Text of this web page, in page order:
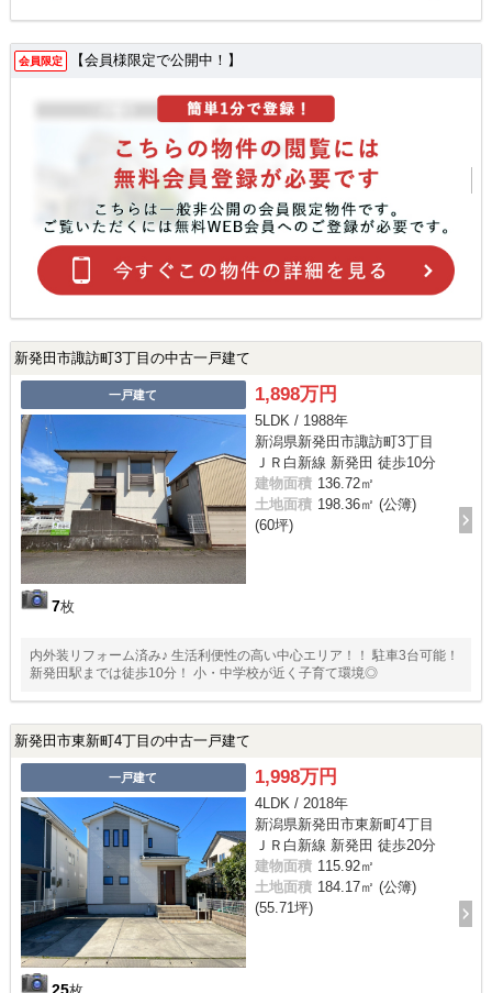
会員限定 【会員様限定で公開中！】
新発田市諏訪町3丁目の中古一戸建て
一戸建て
7枚
1,898万円
5LDK / 1988年
新潟県新発田市諏訪町3丁目
ＪＲ白新線 新発田 徒歩10分
建物面積 136.72㎡
土地面積 198.36㎡ (公簿)
(60坪)
内外装リフォーム済み♪ 生活利便性の高い中心エリア！！ 駐車3台可能！
新発田駅までは徒歩10分！ 小・中学校が近く子育て環境◎
新発田市東新町4丁目の中古一戸建て
一戸建て
25
1,998万円
4LDK / 2018年
新潟県新発田市東新町4丁目
ＪＲ白新線 新発田 徒歩20分
建物面積 115.92㎡
土地面積 184.17㎡ (公簿)
(55.71坪)